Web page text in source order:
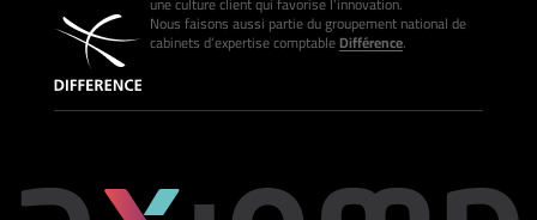
Nous faisons aussi partie du groupement national de
cabinets d’expertise comptableDifférence.